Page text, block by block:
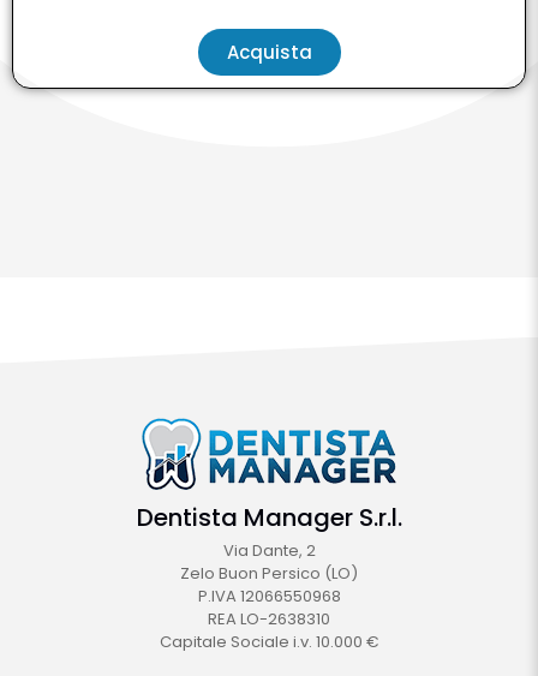
Acquista
Dentista Manager S.r.l.
Via Dante, 2
Zelo Buon Persico (LO)
P.IVA 12066550968
REA LO-2638310
Capitale Sociale i.v. 10.000 €